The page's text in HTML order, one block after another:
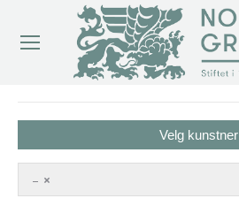
Velg kunstner
×
–